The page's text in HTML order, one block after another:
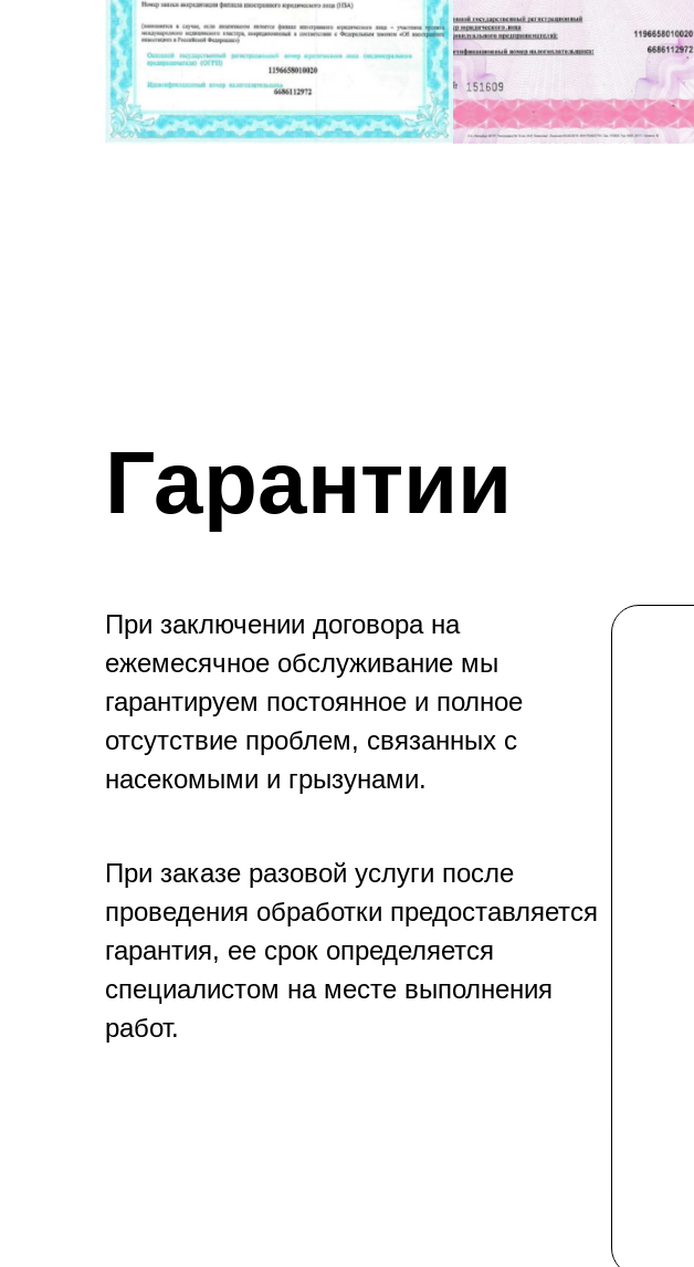
Гарантии
При заключении договора на
ежемесячное обслуживание мы
гарантируем постоянное и полное
отсутствие проблем, связанных с
насекомыми и грызунами.
При заказе разовой услуги после
проведения обработки предоставляется
гарантия, ее срок определяется
специалистом на месте выполнения
работ.